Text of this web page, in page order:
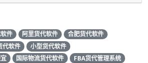
件 阿里货代软件
合肥货代软件
代软件
小型货代软件
国际物流货代软件
FBA货代管理系统